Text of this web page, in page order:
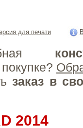
для печати
заказ в
2014